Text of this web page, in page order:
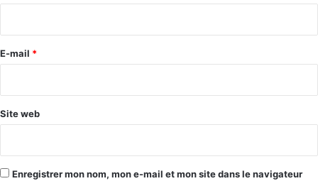
e
E-mail *
Site web
Enregistrer mon nom, mon e-mail et mon site dans le navigateur